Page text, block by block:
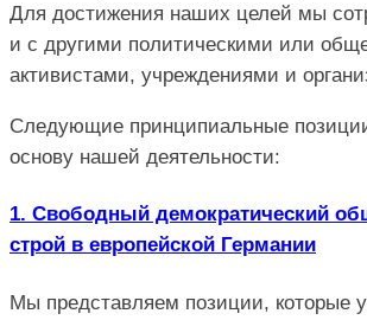
Для достижения наших целей мы
и с другими политическими или
активистами, учреждениями и
Следующие принципиальные
основу нашей деятельности:
1. Свободный демократический
строй в европейской Германии
Мы представляем позиции, которые